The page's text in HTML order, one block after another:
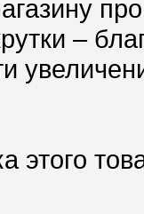
–
этого